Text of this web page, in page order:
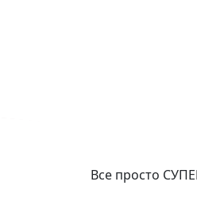
Все просто